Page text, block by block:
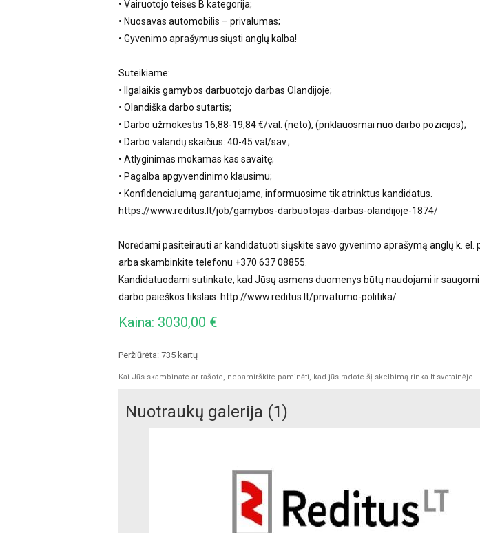
• Vairuotojo teisės B kategorija;
• Nuosavas automobilis – privalumas;
• Gyvenimo aprašymus siųsti anglų kalba!
Suteikiame:
• Ilgalaikis gamybos darbuotojo darbas Olandijoje;
• Olandiška darbo sutartis;
• Darbo užmokestis 16,88-19,84 €/val. (neto), (priklauosmai nuo darbo pozicijos);
• Darbo valandų skaičius: 40-45 val/sav.;
• Atlyginimas mokamas kas savaitę;
• Pagalba apgyvendinimo klausimu;
• Konfidencialumą garantuojame, informuosime tik atrinktus kandidatus.
https://www.reditus.lt/job/gamybos-darbuotojas-darbas-olandijoje-1874/
Norėdami pasiteirauti ar kandidatuoti siųskite savo gyvenimo aprašymą anglų k. el.
arba skambinkite telefonu +370 637 08855.
Kandidatuodami sutinkate, kad Jūsų asmens duomenys būtų naudojami ir saugomi
darbo paieškos tikslais. http://www.reditus.lt/privatumo-politika/
Kaina: 3030,00 €
Peržiūrėta: 735 kartų
Kai Jūs skambinate ar rašote, nepamirškite paminėti, kad jūs radote šį skelbimą rinka.lt svetainėje
Nuotraukų galerija (1)